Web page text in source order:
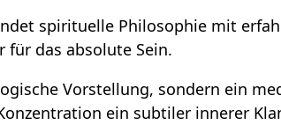
spirituelle Philosophie mit
für das absolute Sein.
Vorstellung, sondern ein
ein subtiler innerer